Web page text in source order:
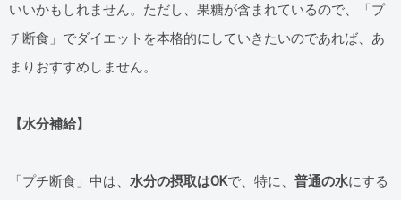
いいかもしれません。ただし、果糖が含まれているので、「プ
チ断食」でダイエットを本格的にしていきたいのであれば、あ
まりおすすめしません。
【水分補給】
「プチ断食」中は、 水分の摂取はOKで、特に、 普通の水にする